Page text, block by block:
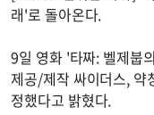
래'로 돌아온다.
9일 영화 '타짜: 벨제붑
제공/제작 싸이더스, 약
정했다고 밝혔다.